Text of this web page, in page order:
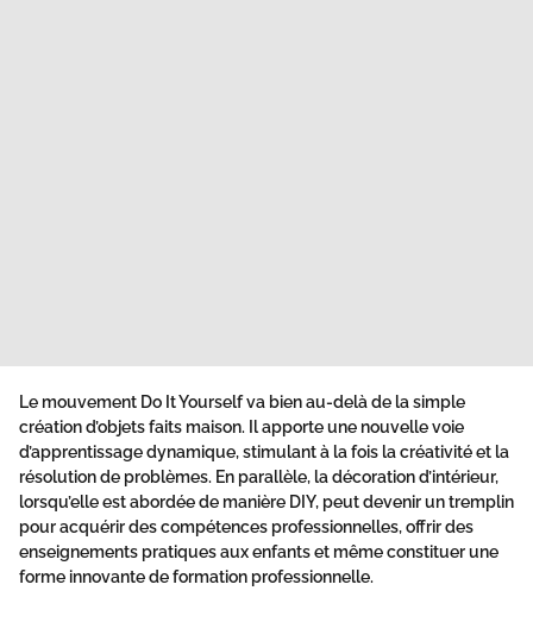
Le mouvement Do It Yourself va bien au-delà de la simple
création d’objets faits maison. Il apporte une nouvelle voie
d’apprentissage dynamique, stimulant à la fois la créativité et la
résolution de problèmes. En parallèle, la décoration d’intérieur,
lorsqu’elle est abordée de manière DIY, peut devenir un tremplin
pour acquérir des compétences professionnelles, offrir des
enseignements pratiques aux enfants et même constituer une
forme innovantede formation professionnelle.